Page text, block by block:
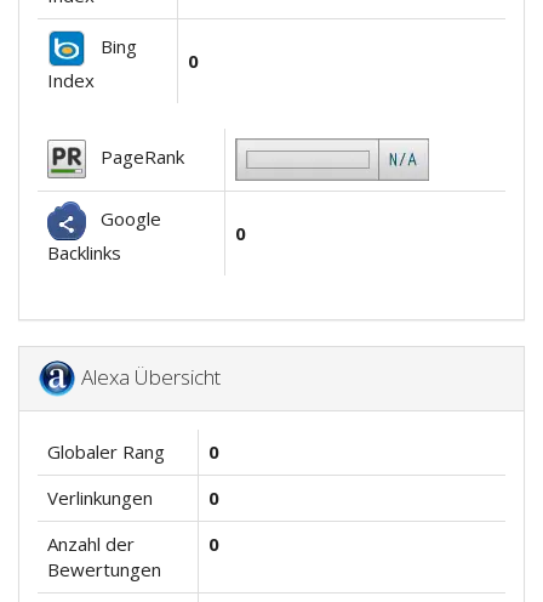
Bing
Index
0
PageRank
Google
Backlinks
0
Alexa Übersicht
Globaler Rang
0
Verlinkungen
0
Anzahl der
Bewertungen
0